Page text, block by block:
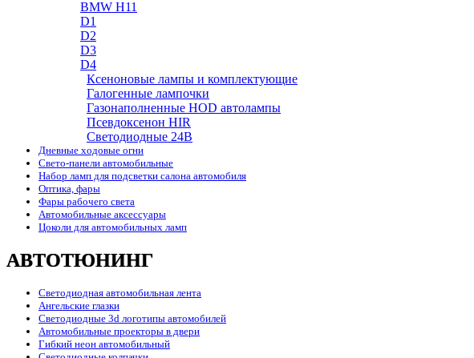
BMW H11
D1
D2
D3
D4
Ксеноновые лампы и комплектующие
Галогенные лампочки
Газонаполненные HOD автолампы
Псевдоксенон HIR
Cветодиодные 24B
Дневные ходовые огни
Свето-панели автомобильные
Набор ламп для подсветки салона автомобиля
Оптика, фары
Фары рабочего света
Автомобильные аксессуары
Цоколи для автомобильных ламп
АВТОТЮНИНГ
Светодиодная автомобильная лента
Ангельские глазки
Светодиодные 3d логотипы автомобилей
Автомобильные проекторы в двери
Гибкий неон автомобильный